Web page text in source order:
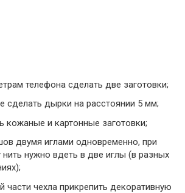
телефона сделать две заготовки;
сделать дырки на расстоянии 5 мм;
кожаные и картонные заготовки;
двумя иглами одновременно, при
нить нужно вдеть в две иглы (в разных
части чехла прикрепить декоративную